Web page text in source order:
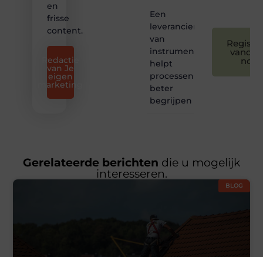
en
frisse
content.
Redactie
van Je
eigen
marketing
Een
leverancier
van
instrumentatie
helpt
processen
beter
begrijpen
nog
Gerelateerde berichten die u mogelijk
interesseren.
BLOG